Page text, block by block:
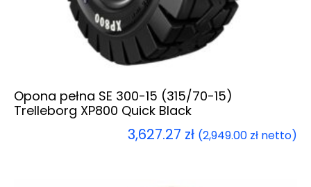
Opona pełna SE 300-15 (315/70-15)
Trelleborg XP800 Quick Black
3,627.27 zł (2,949.00 zł netto)